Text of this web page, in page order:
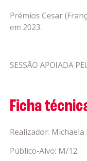
Prémios Cesar
em 2023.
SESSÃO APOIADA
Ficha
Realizador: Michaela
Público-Alvo: M/12